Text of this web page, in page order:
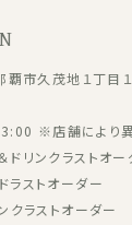
市久茂地１丁目
※店舗により異
リンクラストオー
ストオーダー
ストオーダー